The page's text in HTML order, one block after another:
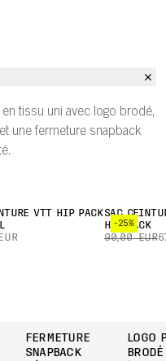
tissu uni avec logo brodé,
une fermeture snapback
VTT HIP PACK
-25%
SAC
HIP PACK
90,00 EUR
FERMETURE
SNAPBACK
LOGO
BRODÉ